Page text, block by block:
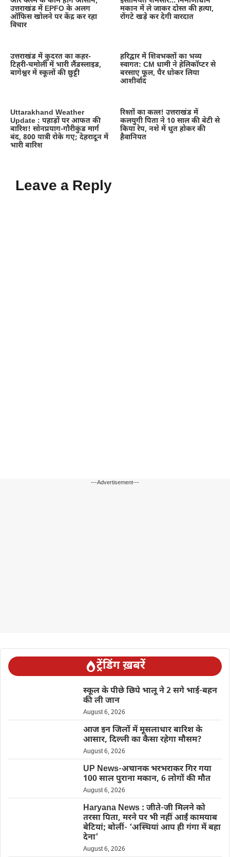
उत्तराखंड में EPFO के अलग
ऑफिस खोलने पर केंद्र कर रहा
विचार
मकान में ले जाकर दोस्त की हत्या,
रोंगटे खड़े कर देगी वारदात
उत्तराखंड में कुदरत का कहर-
टिहरी-चमोली में भारी लैंडस्लाइड,
बागेश्वर में स्कूलों की छुट्टी
हरिद्वार में शिवभक्तों का भव्य
स्वागत: CM धामी ने हेलिकॉप्टर से
बरसाए फूल, पैर धोकर लिया
आशीर्वाद
Uttarakhand Weather
Update : पहाड़ों पर आफत की
बारिश! सोनप्रयाग-गौरीकुंड मार्ग
बंद, 800 यात्री रोके गए; देहरादून में
भारी बारिश
रिश्तों का कत्ल! उत्तराखंड में
कलयुगी पिता ने 10 साल की बेटी से
किया रेप, नशे में धुत होकर की
हैवानियत
Leave a Reply
---Advertisement---
ट्रेंडिंग ख़बरें
स्कूल के पीछे छिपे भालू ने 2 सगे भाई-बहन
की ली जान
August 6, 2026
आज इन जिलों में मूसलाधार बारिश के
आसार, दिल्ली का कैसा रहेगा मौसम?
August 6, 2026
UP News-अचानक भरभराकर गिर गया
100 साल पुराना मकान, 6 लोगों की मौत
August 6, 2026
Haryana News : जीते-जी मिलने को
तरसा पिता, मरने पर भी नहीं आईं कामयाब
बेटियां; बोलीं- ‘अस्थियां आप ही गंगा में बहा
देना’
August 6, 2026